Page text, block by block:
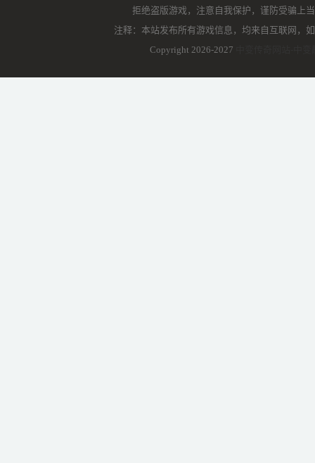
拒绝盗版游戏，注意自我保护，谨防受骗上
注释：本站发布所有游戏信息，均来自互联网，
Copyright 2026-2027